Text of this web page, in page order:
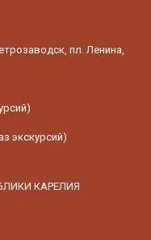
пл. Ленина,
экскурсий)
КАРЕЛИЯ